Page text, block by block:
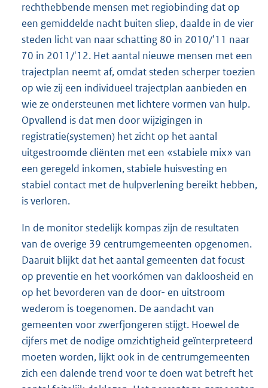
rechthebbende mensen met regiobinding dat op
een gemiddelde nacht buiten sliep, daalde in de vier
steden licht van naar schatting 80 in 2010/'11 naar
70 in 2011/'12. Het aantal nieuwe mensen met een
trajectplan neemt af, omdat steden scherper toezien
op wie zij een individueel trajectplan aanbieden en
wie ze ondersteunen met lichtere vormen van hulp.
Opvallend is dat men door wijzigingen in
registratie(systemen) het zicht op het aantal
uitgestroomde cliënten met een «stabiele mix» van
een geregeld inkomen, stabiele huisvesting en
stabiel contact met de hulpverlening bereikt hebben,
is verloren.
In de monitor stedelijk kompas zijn de resultaten
van de overige 39 centrumgemeenten opgenomen.
Daaruit blijkt dat het aantal gemeenten dat focust
op preventie en het voorkómen van dakloosheid en
op het bevorderen van de door- en uitstroom
wederom is toegenomen. De aandacht van
gemeenten voor zwerfjongeren stijgt. Hoewel de
cijfers met de nodige omzichtigheid geïnterpreteerd
moeten worden, lijkt ook in de centrumgemeenten
zich een dalende trend voor te doen wat betreft het